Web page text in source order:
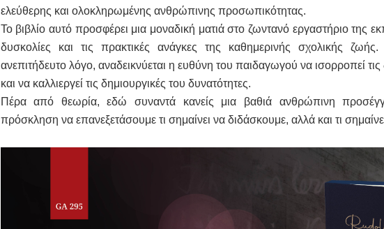
ελεύθερης και ολοκληρωμένης ανθρώπινης προσωπικότητας.
Το βιβλίο αυτό προσφέρει μια μοναδική ματιά στο ζωντανό εργαστήριο της
δυσκολίες και τις πρακτικές ανάγκες της καθημερινής σχολικής
ανεπιτήδευτο λόγο, αναδεικνύεται η ευθύνη του παιδαγωγού να ισορροπεί
και να καλλιεργεί τις δημιουργικές του δυνατότητες.
Πέρα από θεωρία, εδώ συναντά κανείς μια βαθιά ανθρώπινη
πρόσκληση να επανεξετάσουμε τι σημαίνει να διδάσκουμε, αλλά και τι